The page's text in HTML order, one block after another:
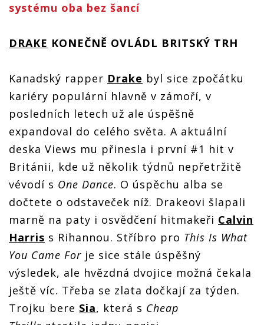
systému oba bez šancí
DRAKE KONEČNĚ OVLÁDL BRITSKÝ TRH
Kanadský rapper Drake byl sice zpočátku
kariéry populární hlavně v zámoří, v
posledních letech už ale úspěšně
expandoval do celého světa. A aktuální
deska Views mu přinesla i první #1 hit v
Británii, kde už několik týdnů nepřetržitě
vévodí s One Dance. O úspěchu alba se
dočtete o odstaveček níž. Drakeovi šlapali
marně na paty i osvědčení hitmakeři Calvin
Harris s Rihannou. Stříbro pro This Is What
You Came For je sice stále úspěšný
výsledek, ale hvězdná dvojice možná čekala
ještě víc. Třeba se zlata dočkají za týden.
Trojku bere Sia, která s Cheap